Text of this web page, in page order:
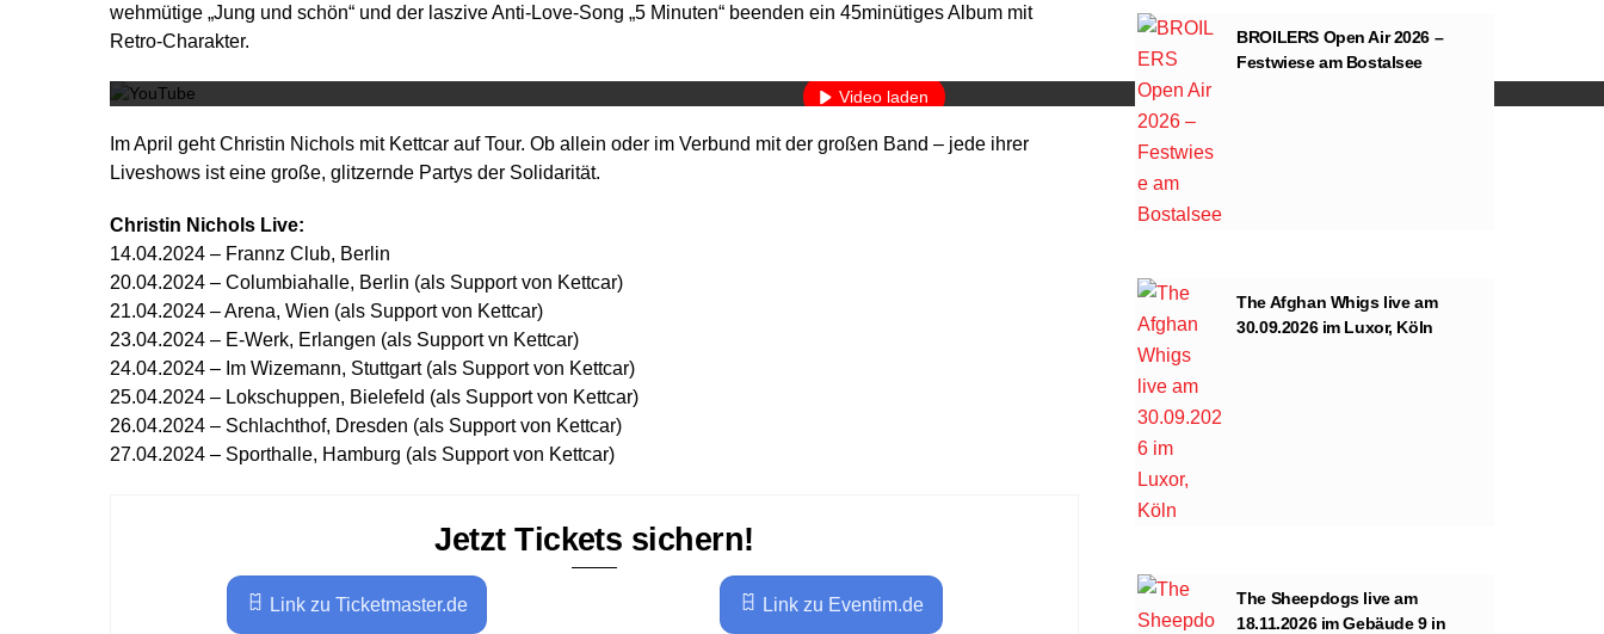
wehmütige „Jung und schön“ und der laszive Anti-Love-Song „5 Minuten“ beenden ein 45minütiges Album mit
Retro-Charakter.
Mit dem Laden des Videos akzeptieren Sie die Datenschutzerklärung von YouTube.
Video laden
YouTube immer entsperren
Im April geht Christin Nichols mit Kettcar auf Tour. Ob allein oder im Verbund mit der großen Band – jede ihrer
Liveshows ist eine große, glitzernde Partys der Solidarität.
Christin Nichols Live:
14.04.2024 – Frannz Club, Berlin
20.04.2024 – Columbiahalle, Berlin (als Support von Kettcar)
21.04.2024 – Arena, Wien (als Support von Kettcar)
23.04.2024 – E-Werk, Erlangen (als Support vn Kettcar)
24.04.2024 – Im Wizemann, Stuttgart (als Support von Kettcar)
25.04.2024 – Lokschuppen, Bielefeld (als Support von Kettcar)
26.04.2024 – Schlachthof, Dresden (als Support von Kettcar)
27.04.2024 – Sporthalle, Hamburg (als Support von Kettcar)
Jetzt Tickets sichern!
Link zu Ticketmaster.de Link zu Eventim.de
BROILERS Open Air 2026 –
Festwiese am Bostalsee
The Afghan Whigs live am
30.09.2026 im Luxor, Köln
The Sheepdogs live am
18.11.2026 im Gebäude 9 in